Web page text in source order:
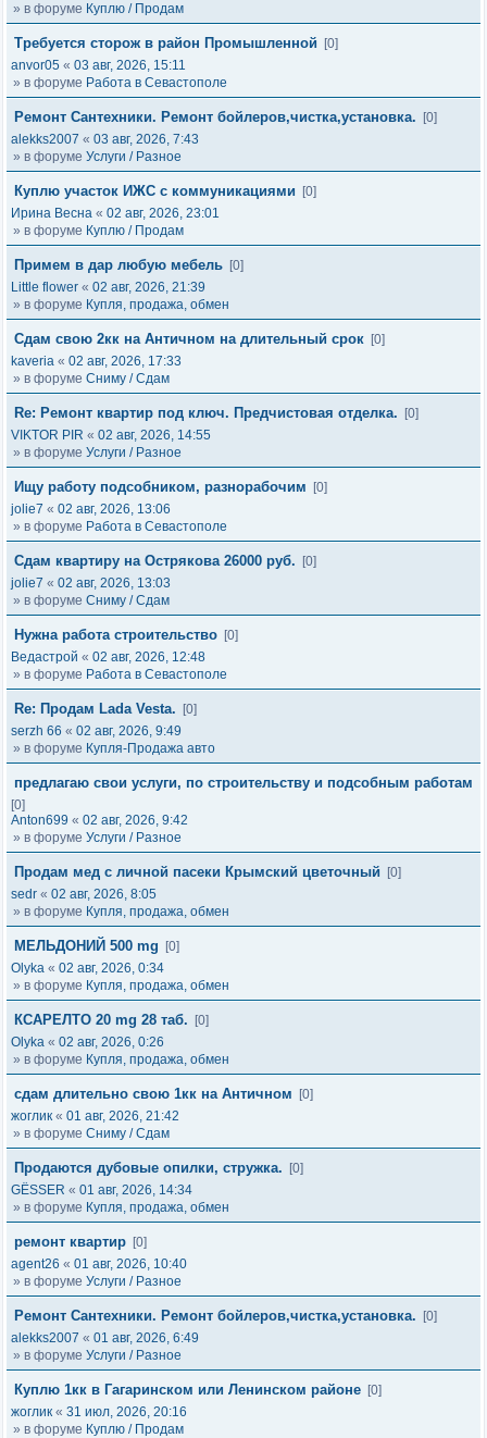
» в форуме Куплю / Продам
Требуется сторож в район Промышленной
[0]
anvor05 « 03 авг, 2026, 15:11
» в форуме Работа в Севастополе
Ремонт Сантехники. Ремонт бойлеров,чистка,установка.
[0]
alekks2007 « 03 авг, 2026, 7:43
» в форуме Услуги / Разное
Куплю участок ИЖС с коммуникациями
[0]
Ирина Весна « 02 авг, 2026, 23:01
» в форуме Куплю / Продам
Примем в дар любую мебель [0]
Little flower « 02 авг, 2026, 21:39
» в форуме Купля, продажа, обмен
Сдам свою 2кк на Античном на длительный срок [0]
kaveria « 02 авг, 2026, 17:33
» в форуме Сниму / Сдам
Re: Ремонт квартир под ключ. Предчистовая отделка.
[0]
VIKTOR PIR « 02 авг, 2026, 14:55
» в форуме Услуги / Разное
Ищу работу подсобником, разнорабочим
[0]
jolie7 « 02 авг, 2026, 13:06
» в форуме Работа в Севастополе
Сдам квартиру на Острякова 26000 руб.
[0]
jolie7 « 02 авг, 2026, 13:03
» в форуме Сниму / Сдам
Нужна работа строительство [0]
Ведастрой « 02 авг, 2026, 12:48
» в форуме Работа в Севастополе
Re: Продам Lada Vesta.
[0]
serzh 66 « 02 авг, 2026, 9:49
» в форуме Купля-Продажа авто
предлагаю свои услуги, по строительству и подсобным работам
[0]
Anton699 « 02 авг, 2026, 9:42
» в форуме Услуги / Разное
Продам мед с личной пасеки Крымский цветочный
[0]
sedr « 02 авг, 2026, 8:05
» в форуме Купля, продажа, обмен
МЕЛЬДОНИЙ 500 mg
[0]
Olyka « 02 авг, 2026, 0:34
» в форуме Купля, продажа, обмен
КСАРЕЛТО 20 mg 28 таб.
[0]
Olyka « 02 авг, 2026, 0:26
» в форуме Купля, продажа, обмен
сдам длительно свою 1кк на Античном
[0]
жоглик « 01 авг, 2026, 21:42
» в форуме Сниму / Сдам
Продаются дубовые опилки, стружка.
[0]
GЁSSER « 01 авг, 2026, 14:34
» в форуме Купля, продажа, обмен
ремонт квартир [0]
agent26 « 01 авг, 2026, 10:40
» в форуме Услуги / Разное
Ремонт Сантехники. Ремонт бойлеров,чистка,установка.
[0]
alekks2007 « 01 авг, 2026, 6:49
» в форуме Услуги / Разное
Куплю 1кк в Гагаринском или Ленинском районе [0]
жоглик « 31 июл, 2026, 20:16
» в форуме Куплю / Продам